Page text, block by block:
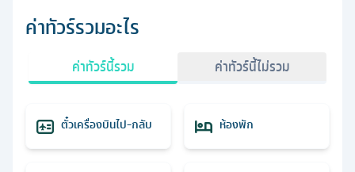
ค่าทัวร์รวมอะไร
ค่าทัวร์นี้รวม ค่าทัวร์นี้ไม่รวม
ตั๋วเครื่องบินไป-กลับ ห้องพัก